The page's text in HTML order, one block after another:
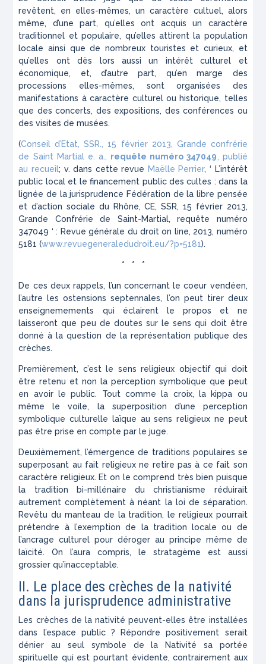
revêtent, en elles-mêmes, un caractère cultuel, alors
même, d’une part, qu’elles ont acquis un caractère
traditionnel et populaire, qu’elles attirent la population
locale ainsi que de nombreux touristes et curieux, et
qu’elles ont dès lors aussi un intérêt culturel et
économique, et, d’autre part, qu’en marge des
processions elles-mêmes, sont organisées des
manifestations à caractère culturel ou historique, telles
que des concerts, des expositions, des conférences ou
des visites de musées.
(Conseil d’Etat, SSR., 15 février 2013, Grande confrérie
de Saint Martial e. a., requête numéro 347049 , publié
au recueil; v. dans cette revue Maëlle Perrier, ‘ L’intérêt
public local et le financement public des cultes : dans la
lignée de la jurisprudence Fédération de la libre pensée
et d’action sociale du Rhône, CE, SSR, 15 février 2013,
Grande Confrérie de Saint-Martial, requête numéro
347049 ‘ : Revue générale du droiton line, 2013, numéro
5181 (www.revuegeneraledudroit.eu/?p=5181).
* * *
De ces deux rappels, l’un concernant le coeur vendéen,
l’autre les ostensions septennales, l’on peut tirer deux
enseignemements qui éclairent le propos et ne
laisseront que peu de doutes sur le sens qui doit être
donné à la question de la représentation publique des
crèches.
Premièrement, c’est le sens religieux objectif qui doit
être retenu et non la perception symbolique que peut
en avoir le public. Tout comme la croix, la kippa ou
même le voile, la superposition d’une perception
symbolique culturelle laïque au sens religieux ne peut
pas être prise en compte par le juge.
Deuxièmement, l’émergence de traditions populaires se
superposant au fait religieux ne retire pas à ce fait son
caractère religieux. Et on le comprend très bien puisque
la tradition bi-millénaire du christianisme réduirait
autrement complètement à néant la loi de séparation.
Revêtu du manteau de la tradition, le religieux pourrait
prétendre à l’exemption de la tradition locale ou de
l’ancrage culturel pour déroger au principe même de
laïcité. On l’aura compris, le stratagème est aussi
grossier qu’inacceptable.
II. Le place des crèches de la nativité
dans la jurisprudence administrative
Les crèches de la nativité peuvent-elles être installées
dans l’espace public ? Répondre positivement serait
dénier au seul symbole de la Nativité sa portée
spirituelle qui est pourtant évidente, contrairement aux